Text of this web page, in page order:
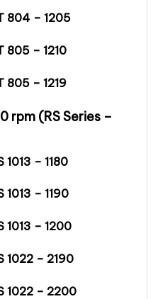
804 – 1205
805 – 1210
805 – 1219
rpm (RS Series –
1013 – 1180
1013 – 1190
1013 – 1200
1022 – 2190
1022 – 2200